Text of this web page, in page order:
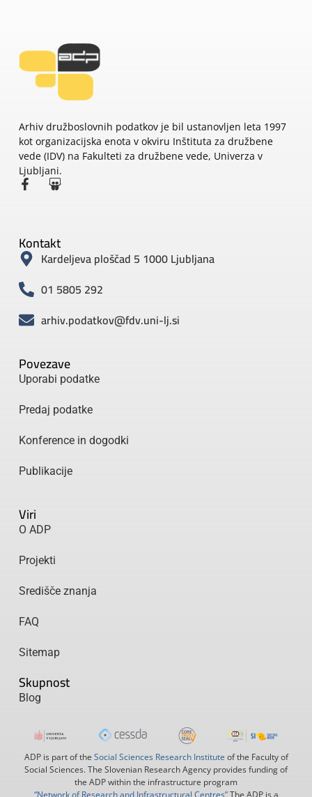
Arhiv družboslovnih podatkov je bil ustanovljen leta 1997
kot organizacijska enota v okviru Inštituta za družbene
vede (IDV) na Fakulteti za družbene vede, Univerza v
Ljubljani.
Povezave
Uporabi podatke
Predaj podatke
Konference in dogodki
Publikacije
Viri
O ADP
Projekti
Središče znanja
FAQ
Sitemap
Skupnost
Blog
Kontakt
Kardeljeva ploščad 5 1000 Ljubljana
01 5805 292
arhiv.podatkov@fdv.uni-lj.si
ADP is part of the Social Sciences Research Institute of the Faculty of
Social Sciences. The Slovenian Research Agency provides funding of
the ADP within the infrastructure program
“Network of Research and Infrastructural Centres”The ADP is a